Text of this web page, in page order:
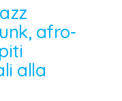
afro-
alla